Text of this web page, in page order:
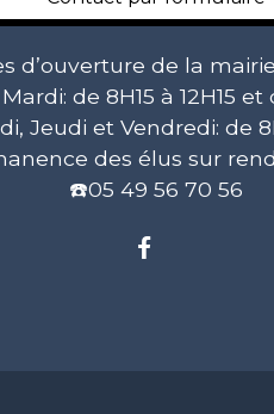
d’ouverture de la
de 8H15 à 12H15 et
Jeudi et Vendredi: de
des élus sur
☎️05 49 56 70 56